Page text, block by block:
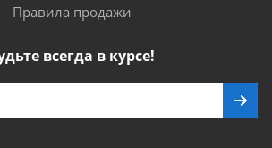
Правила продажи
всегда в курсе!